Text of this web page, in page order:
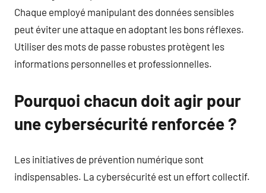
Chaque employé manipulant des données sensibles
peut éviter une attaque en adoptant les bons réflexes.
Utiliser des mots de passe robustes protègent les
informations personnelles et professionnelles.
Pourquoi chacun doit agir pour
une cybersécurité renforcée ?
Les initiatives de prévention numérique sont
indispensables. La cybersécurité est un effort collectif.